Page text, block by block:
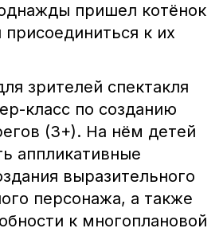
пришел котёнок
присоединиться к их
зрителей спектакля
класс по созданию
(3+). На нём детей
аппликативные
выразительного
персонажа, а также
к многоплановой